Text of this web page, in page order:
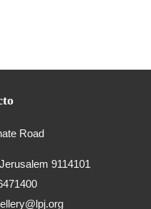
Road
9114101